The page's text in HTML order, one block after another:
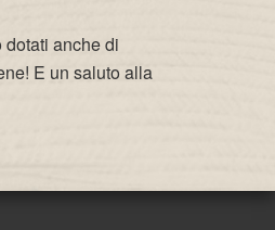
anche di
E un saluto alla